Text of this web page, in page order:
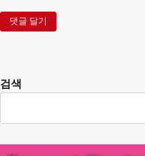
검색